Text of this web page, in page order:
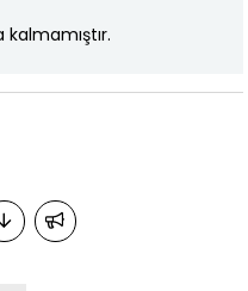
kalmamıştır.